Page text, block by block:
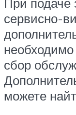
сервисно-
сбор
можете